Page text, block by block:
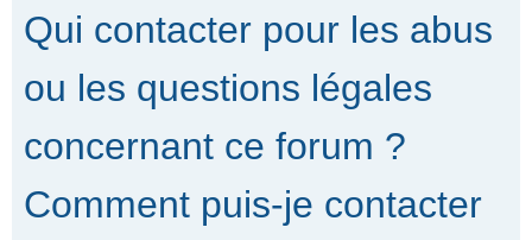
Qui contacter pour les abus
ou les questions légales
concernant ce forum ?
Comment puis-je contacter